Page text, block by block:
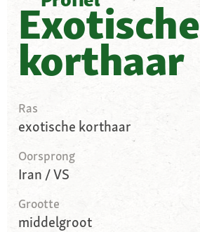
Exotische
korthaar
Ras
exotische korthaar
Oorsprong
Iran / VS
Grootte
middelgroot